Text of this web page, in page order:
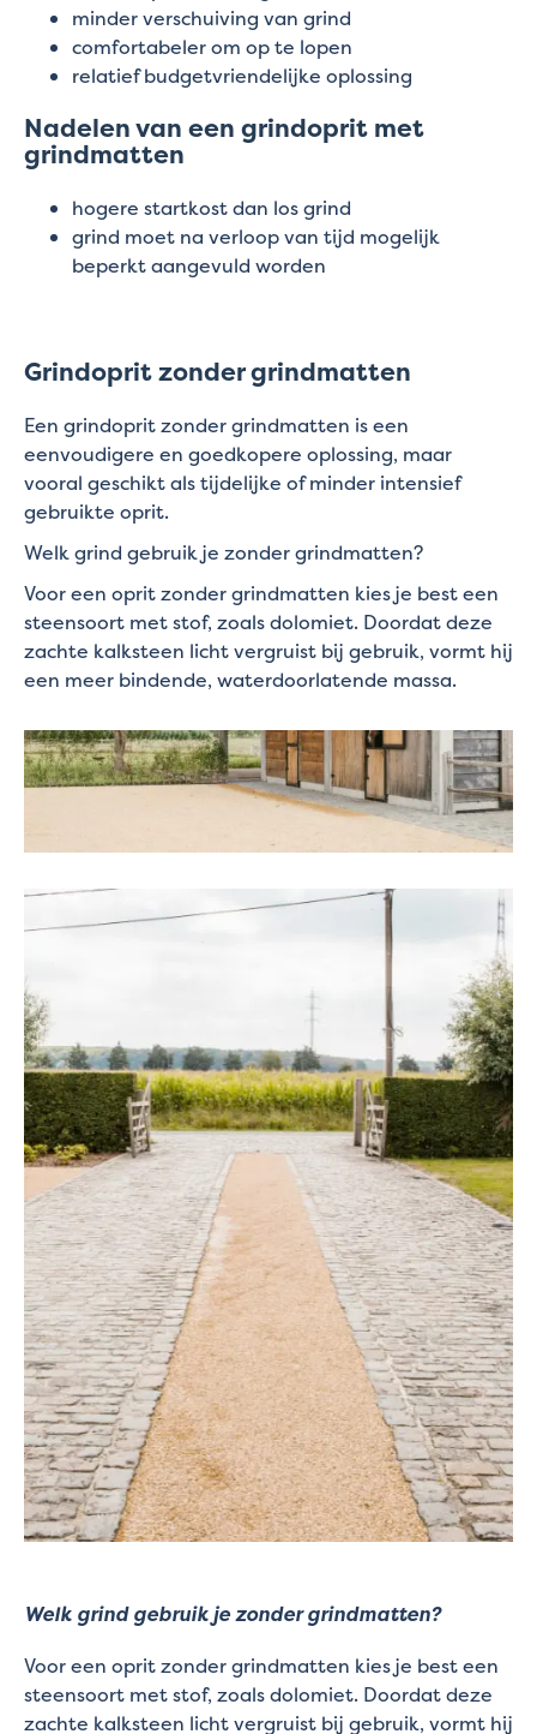
minder verschuiving van grind
comfortabeler om op te lopen
relatief budgetvriendelijke oplossing
Nadelen van een grindoprit met
grindmatten
hogere startkost dan los grind
grind moet na verloop van tijd mogelijk
beperkt aangevuld worden
Grindoprit zonder grindmatten
Een grindoprit zonder grindmatten is een
eenvoudigere en goedkopere oplossing, maar
vooral geschikt als tijdelijke of minder intensief
gebruikte oprit.
Welk grind gebruik je zonder grindmatten?
Voor een oprit zonder grindmatten kies je best een
steensoort met stof, zoals dolomiet. Doordat deze
zachte kalksteen licht vergruist bij gebruik, vormt hij
een meer bindende, waterdoorlatende massa.
Welk grind gebruik je zonder grindmatten?
Voor een oprit zonder grindmatten kies je best een
steensoort met stof, zoals dolomiet. Doordat deze
zachte kalksteen licht vergruist bij gebruik, vormt hij